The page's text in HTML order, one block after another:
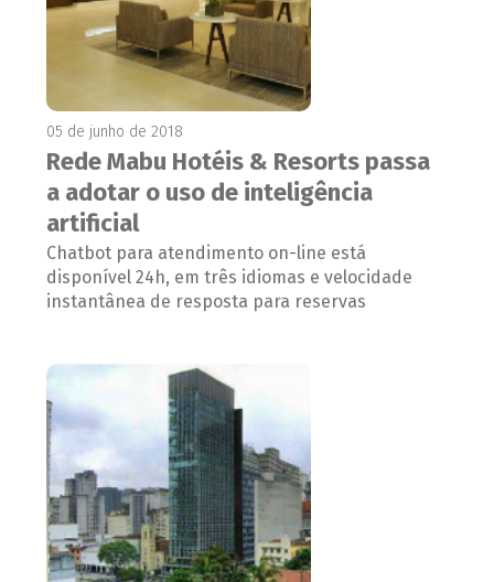
05 de junho de 2018
Rede Mabu Hotéis & Resorts passa
a adotar o uso de inteligência
artificial
Chatbot para atendimento on-line está
disponível 24h, em três idiomas e velocidade
instantânea de resposta para reservas